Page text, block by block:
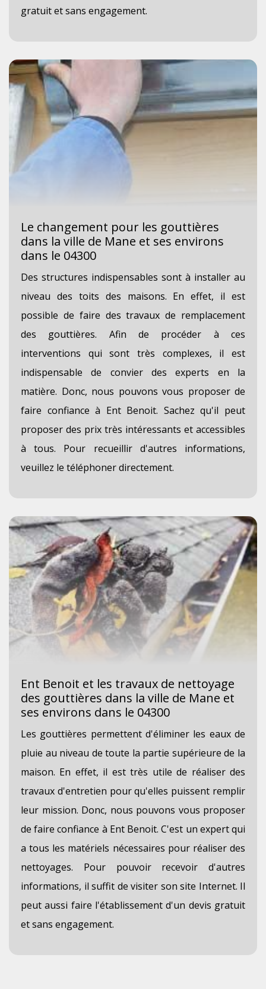
gratuit et sans engagement.
Le changement pour les gouttières
dans la ville de Mane et ses environs
dans le 04300
Des structures indispensables sont à installer au
niveau des toits des maisons. En effet, il est
possible de faire des travaux de remplacement
des gouttières. Afin de procéder à ces
interventions qui sont très complexes, il est
indispensable de convier des experts en la
matière. Donc, nous pouvons vous proposer de
faire confiance à Ent Benoit. Sachez qu'il peut
proposer des prix très intéressants et accessibles
à tous. Pour recueillir d'autres informations,
veuillez le téléphoner directement.
Ent Benoit et les travaux de nettoyage
des gouttières dans la ville de Mane et
ses environs dans le 04300
Les gouttières permettent d'éliminer les eaux de
pluie au niveau de toute la partie supérieure de la
maison. En effet, il est très utile de réaliser des
travaux d'entretien pour qu'elles puissent remplir
leur mission. Donc, nous pouvons vous proposer
de faire confiance à Ent Benoit. C'est un expert qui
a tous les matériels nécessaires pour réaliser des
nettoyages. Pour pouvoir recevoir d'autres
informations, il suffit de visiter son site Internet. Il
peut aussi faire l'établissement d'un devis gratuit
et sans engagement.